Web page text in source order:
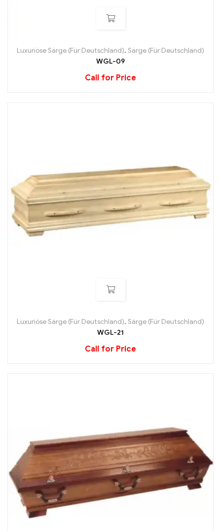
Luxuriöse Särge (Für Deutschland), Särge (Für Deutschland)
WGL-09
Call for Price
Luxuriöse Särge (Für Deutschland), Särge (Für Deutschland)
WGL-21
Call for Price